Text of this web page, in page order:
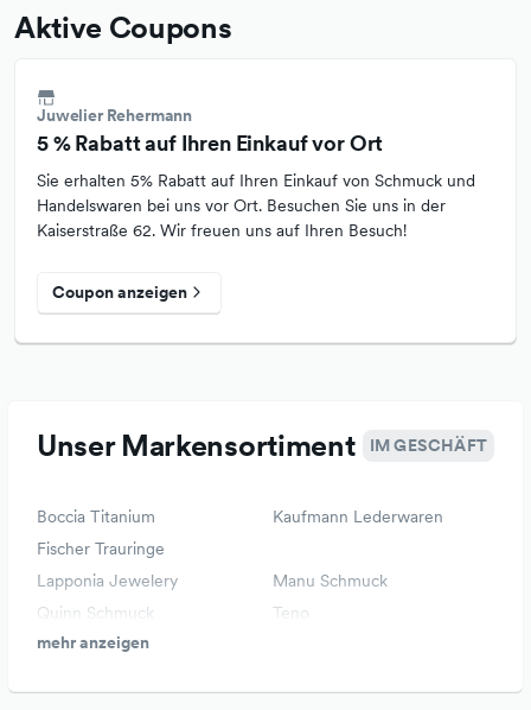
Aktive Coupons
Juwelier Rehermann
5 % Rabatt auf Ihren Einkauf vor Ort
Sie erhalten 5% Rabatt auf Ihren Einkauf von Schmuck und
Handelswaren bei uns vor Ort. Besuchen Sie uns in der
Kaiserstraße 62. Wir freuen uns auf Ihren Besuch!
Coupon anzeigen
Unser Markensortiment IM GESCHÄFT
Boccia Titanium
Fischer Trauringe
Kaufmann Lederwaren
Lapponia Jewelery
Manu Schmuck
Quinn Schmuck
Teno
mehr anzeigen